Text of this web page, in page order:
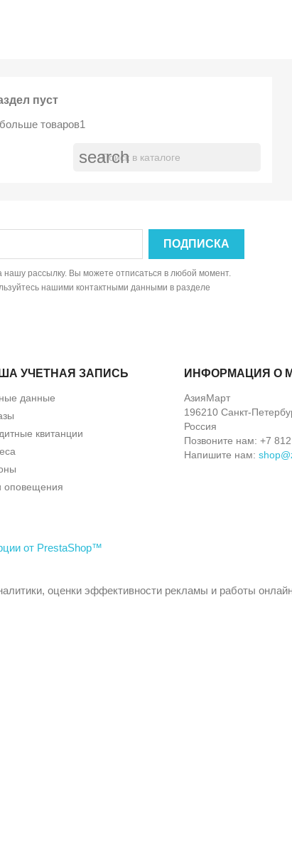
пуст
товаров1
search
нашу рассылку. Вы можете отписаться в любой момент.
нашими контактными данными в разделе
УЧЕТНАЯ ЗАПИСЬ
данные
квитанции
оповещения
ИНФОРМАЦИЯ О
АзияМарт
196210 Санкт-
Россия
Позвоните нам: +7
Напишите нам:
от PrestaShop™
оценки эффективности рекламы и работы